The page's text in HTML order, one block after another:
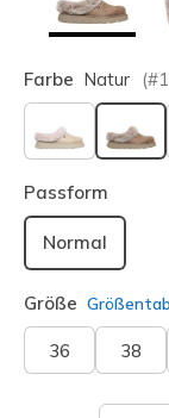
Farbe Natur (#
Passform
Normal
Größe
36 38